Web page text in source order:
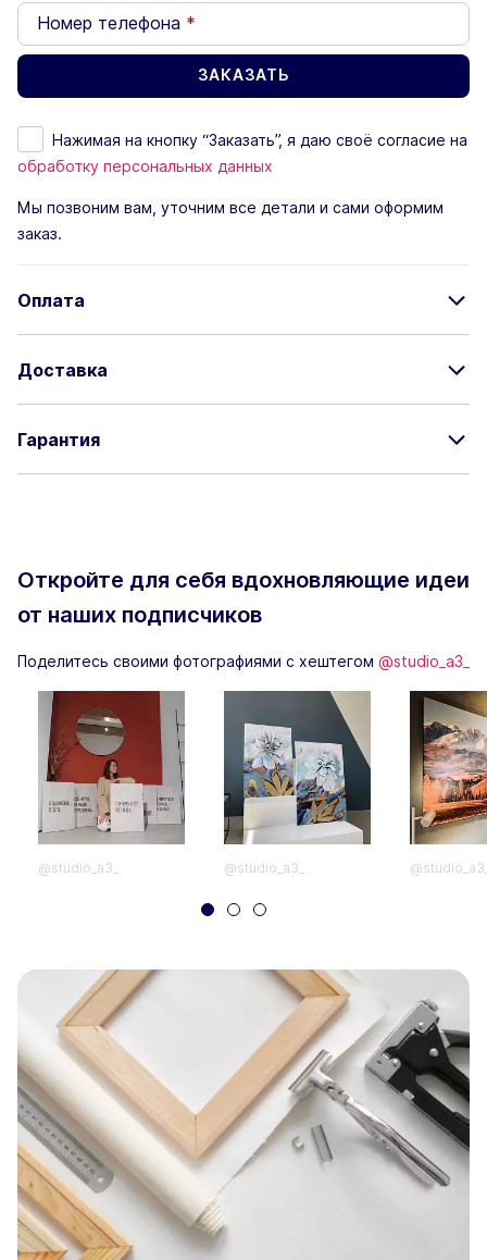
Номер телефона *
Нажимая на кнопку “Заказать”, я даю своё согласие на
обработку персональных данных
Мы позвоним вам, уточним все детали и сами оформим
заказ.
Оплата
Доставка
Гарантия
Откройте для себя вдохновляющие идеи
от наших подписчиков
Поделитесь своими фотографиями с хештегом @studio_a3_
@studio_a3_ @studio_a3_